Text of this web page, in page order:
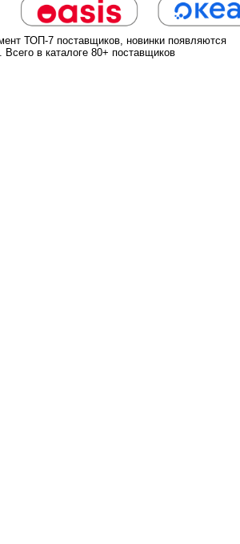
ТОП-7 поставщиков, новинки появляются
Всего в каталоге 80+ поставщиков